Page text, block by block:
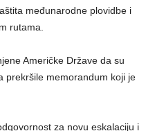
međunarodne plovidbe i
rutama.
Američke Države da su
prekršile memorandum koji je
za novu eskalaciju i